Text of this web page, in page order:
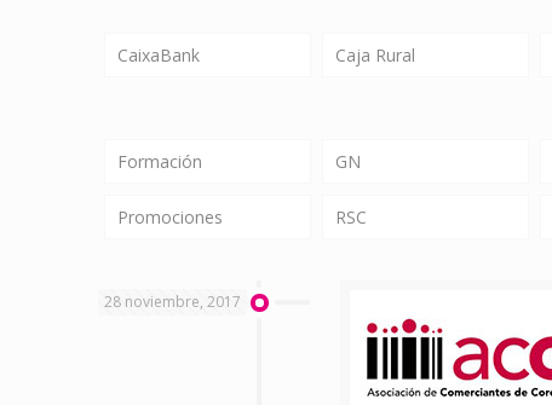
CaixaBank Caja Rural
Formación GN
Promociones RSC
28 noviembre, 2017